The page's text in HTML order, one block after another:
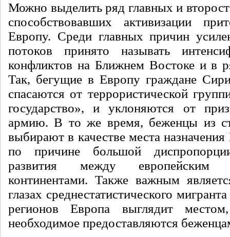
Можно выделить ряд главных и
способствовавших активизации
Европу. Среди главных причин
потоков принято называть
конфликтов на Ближнем Востоке и в
Так, бегущие в Европу граждане
спасаются от террористической
государство», и уклоняются от
армию. В то же время, беженцы из
выбирают в качестве места
по причине большой
развития между европейским
континентами. Также важным
глазах среднестатистического
регионов Европа выглядит
необходимое предоставляются